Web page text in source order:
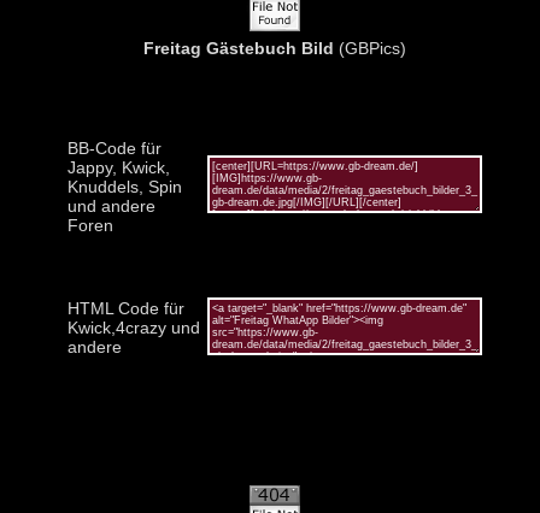
Freitag Gästebuch Bild (GBPics)
BB-Code für
Jappy, Kwick,
Knuddels, Spin
und andere
Foren
HTML Code für
Kwick,4crazy und
andere